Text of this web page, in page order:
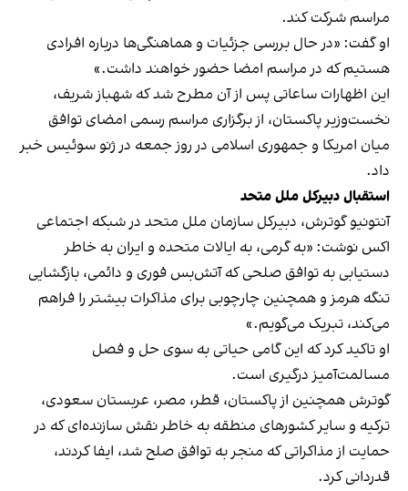
مراسم شرکت کند.
او گفت: «در حال بررسی جزئیات و هماهنگی‌ها درباره افرادی
هستیم که در مراسم امضا حضور خواهند داشت.»
این اظهارات ساعاتی پس از آن مطرح شد که شهباز شریف،
نخست‌وزیر پاکستان، از برگزاری مراسم رسمی امضای توافق
میان امریکا و جمهوری اسلامی در روز جمعه در ژنو سوئیس خبر
داد.
استقبال دبیرکل ملل متحد
آنتونیو گوترش، دبیرکل سازمان ملل متحد در شبکه اجتماعی
اکس نوشت: «به گرمی، به ایالات متحده و ایران به خاطر
دستیابی به توافق صلحی که آتش‌بس فوری و دائمی، بازگشایی
تنگه هرمز و همچنین چارچوبی برای مذاکرات بیشتر را فراهم
می‌کند، تبریک می‌گویم.»
او تاکید کرد که این گامی حیاتی به سوی حل و فصل
مسالمت‌آمیز درگیری است.
گوترش همچنین از پاکستان، قطر، مصر، عربستان سعودی،
ترکیه و سایر کشورهای منطقه به خاطر نقش سازنده‌ای که در
حمایت از مذاکراتی که منجر به توافق صلح شد، ایفا کردند،
قدردانی کرد.